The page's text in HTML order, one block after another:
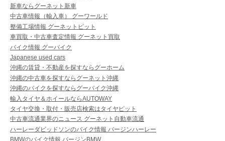
新車ならグーネット新車
中古車情報（輸入車） グーワールド
整備工場情報 グーネットピット
車買取・中古車査定情報 グーネット買取
バイク情報 グーバイク
Japanese used cars
沖縄の賃貸・不動産を探すならグーホーム
沖縄の中古車を探すならグーネット沖縄
沖縄のバイクを探すならグーバイク沖縄
輸入タイヤ＆ホイールならAUTOWAY
タイヤ交換・取付・販売店検索はタイヤピット
中古車流通業界のニュース グーネット自動車流通
ハーレーダビッドソンのバイク情報 バージンハーレー
BMWのバイク情報 バージンBMW